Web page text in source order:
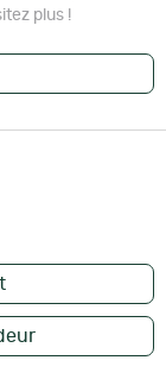
plus !